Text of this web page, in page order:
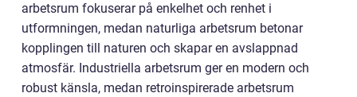
arbetsrum fokuserar på enkelhet och renhet i
utformningen, medan naturliga arbetsrum betonar
kopplingen till naturen och skapar en avslappnad
atmosfär. Industriella arbetsrum ger en modern och
robust känsla, medan retroinspirerade arbetsrum